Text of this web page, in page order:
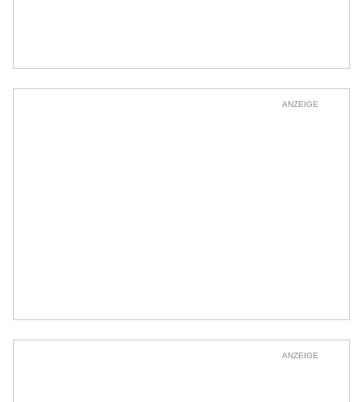
ANZEIGE
ANZEIGE